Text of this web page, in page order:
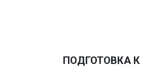
ПОДГОТОВКА